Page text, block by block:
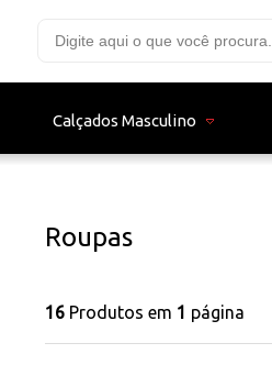
Calçados Masculino
Roupas
16 Produtos em 1 página